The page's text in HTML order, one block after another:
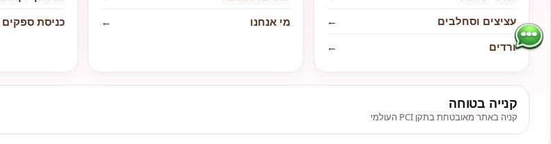
עציצים וסחלבים
←
ורדים
←
מי אנחנו
←
כניסת ספקים
קנייה בטוחה
קניה באתר מאובטחת בתקן PCI העולמי